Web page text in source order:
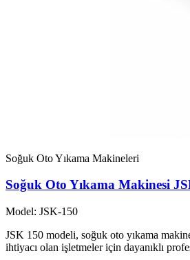
Soğuk Oto Yıkama Makineleri
Soğuk Oto Yıkama Makinesi
Model: JSK-150
JSK 150 modeli, soğuk oto yıkama
ihtiyacı olan işletmeler için dayanıklı